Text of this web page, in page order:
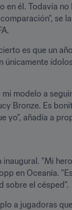
en él. Todavía
se
es que un
únicamente
modelo a
Bronze. Es
yo", añadía a
"Mi
en Oceanía.
sobre el césped".
a jugadoras